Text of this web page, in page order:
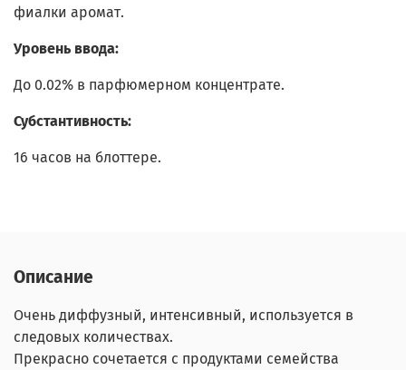
фиалки аромат.
Уровень ввода:
До 0.02% в парфюмерном концентрате.
Субстантивность:
16 часов на блоттере.
Описание
Очень диффузный, интенсивный, используется в
следовых количествах.
Прекрасно сочетается с продуктами семейства